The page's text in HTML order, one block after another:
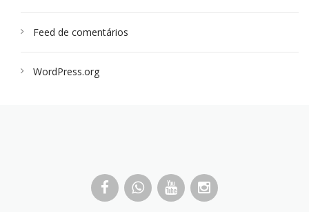
Feed de comentários
WordPress.org